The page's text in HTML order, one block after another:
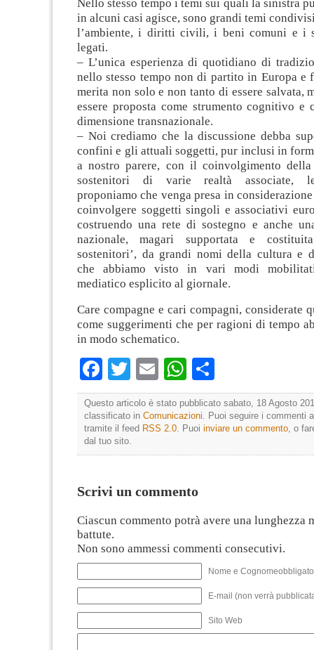
Nello stesso tempo i temi sui quali la sinistra
in alcuni casi agisce, sono grandi temi
l’ambiente, i diritti civili, i beni comuni e i
legati.
– L’unica esperienza di quotidiano di
nello stesso tempo non di partito in Europa e
merita non solo e non tanto di essere salvata,
essere proposta come strumento cognitivo e
dimensione transnazionale.
– Noi crediamo che la discussione debba
confini e gli attuali soggetti, pur inclusi in
a nostro parere, con il coinvolgimento
sostenitori di varie realtà associate,
proponiamo che venga presa in
coinvolgere soggetti singoli e associativi
costruendo una rete di sostegno e anche
nazionale, magari supportata e
sostenitori’, da grandi nomi della cultura e
che abbiamo visto in vari modi
mediatico esplicito al giornale.
Care compagne e cari compagni, considerate
come suggerimenti che per ragioni di tempo
in modo schematico.
Facebook
TwitterEmailWhatsApp
Questo articolo è stato pubblicato sabato, 18 Agosto
classificato in Comunicazioni . Puoi seguire i commenti
tramite il feed RSS 2.0 . Puoi inviare un commento , o
dal tuo sito.
Scrivi un commento
Ciascun commento potrà avere una lunghezza
battute.
Non sono ammessi commenti consecutivi.
Nome e
E-mail (non verrà
Sito Web